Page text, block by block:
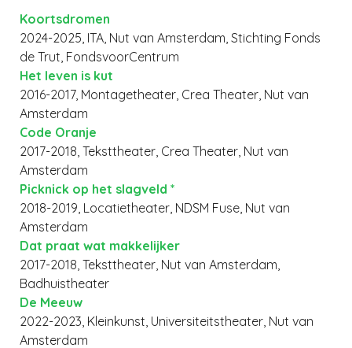
Koortsdromen
2024-2025, ITA, Nut van Amsterdam, Stichting Fonds
de Trut, FondsvoorCentrum
Het leven is kut
2016-2017, Montagetheater, Crea Theater, Nut van
Amsterdam
Code Oranje
2017-2018, Teksttheater, Crea Theater, Nut van
Amsterdam
Picknick op het slagveld *
2018-2019, Locatietheater, NDSM Fuse, Nut van
Amsterdam
Dat praat wat makkelijker
2017-2018, Teksttheater, Nut van Amsterdam,
Badhuistheater
De Meeuw
2022-2023, Kleinkunst, Universiteitstheater, Nut van
Amsterdam